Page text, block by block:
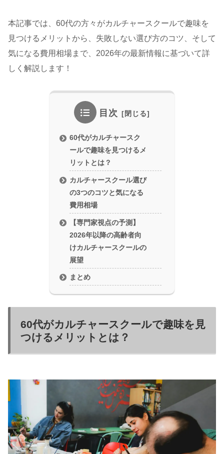
本記事では、60代の方々がカルチャースクールで趣味を
見つけるメリットから、失敗しない選び方のコツ、そして
気になる費用相場まで、2026年の最新情報に基づいて詳
しく解説します！
目次
60代がカルチャースク
ールで趣味を見つけるメ
リットとは？
カルチャースクール選び
の3つのコツと気になる
費用相場
【専門家視点の予測】
2026年以降の高齢者向
けカルチャースクールの
展望
まとめ
60代がカルチャースクールで趣味を見
つけるメリットとは？